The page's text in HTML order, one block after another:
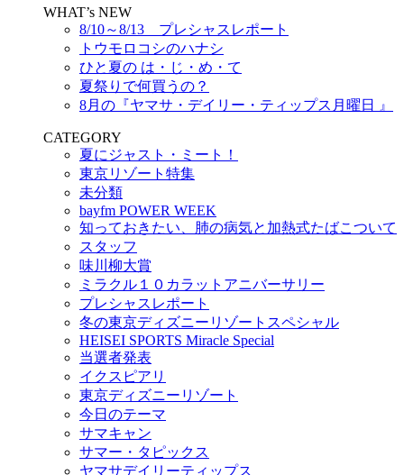
WHAT’s NEW
8/10～8/13 プレシャスレポート
トウモロコシのハナシ
ひと夏の は・じ・め・て
夏祭りで何買うの？
8月の『ヤマサ・デイリー・ティップス月曜日 』
CATEGORY
夏にジャスト・ミート！
東京リゾート特集
未分類
bayfm POWER WEEK
知っておきたい、肺の病気と加熱式たばこついて
スタッフ
味川柳大賞
ミラクル１０カラットアニバーサリー
プレシャスレポート
冬の東京ディズニーリゾートスペシャル
HEISEI SPORTS Miracle Special
当選者発表
イクスピアリ
東京ディズニーリゾート
今日のテーマ
サマキャン
サマー・タピックス
ヤマサデイリーティップス